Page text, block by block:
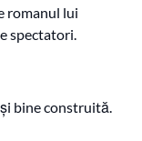
romanul lui
spectatori.
bine construită.